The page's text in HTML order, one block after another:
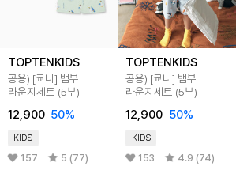
TOPTENKIDS
공용) [쿄니] 뱀부
라운지세트 (5부)
12,900 50%
KIDS
157 5 (77)
TOPTENKIDS
공용) [쿄니] 뱀부
라운지세트 (5부)
12,900 50%
KIDS
153 4.9 (74)